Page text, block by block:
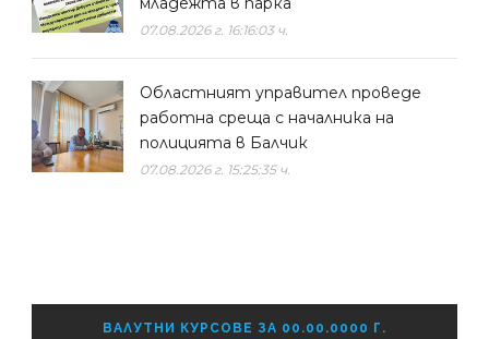
07.08.2026 г. 16:16:03 ч.
Областният управител проведе
работна среща с началника на
полицията в Балчик
07.08.2026 г. 15:25:35 ч.
ВАЛУТНИ КУРСОВЕ ЗА 00.00.0000 Г.